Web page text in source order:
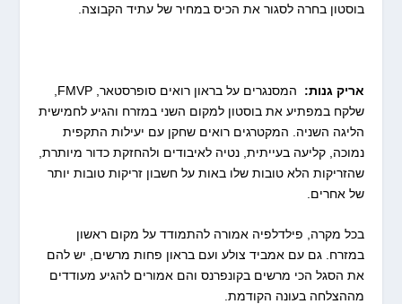
בוסטון בחרה לסגור את הכיס במחיר של עתיד הקבוצה.
אריק גנות:
שלקח במפתיע את בוסטון למקום השני במזרח והגיע לחמישית
הליגה השניה. המקטרגים רואים שחקן עם יעילות התקפית
נמוכה, קליעה בעייתית, נטיה לאיבודים ולהחזקת כדור מיותרת,
שהזריקות הלא טובות שלו באות על חשבון זריקות טובות יותר
של אחרים.
בכל מקרה, פילדלפיה אמורה להתמודד על מקום ראשון
במזרח. גם עם אמביד צולע ועם בראון פחות מרשים, יש להם
את הסגל הכי מרשים בקונפרנס והם אמורים להגיע מעודדים
מההצלחה בעונה הקודמת.